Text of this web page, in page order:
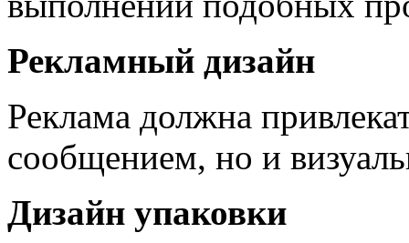
Рекламный дизайн
Реклама должна
сообщением, но и
Дизайн упаковки